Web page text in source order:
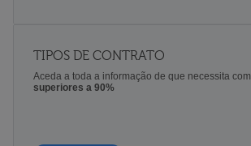
TIPOS DE CONTRATO
Aceda a toda a informação de que necessita com
superiores a 90%